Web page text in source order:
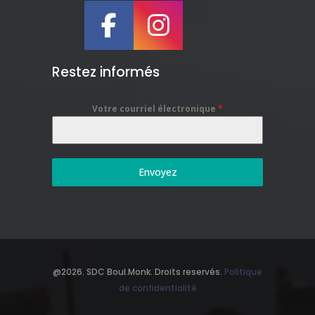
Restez informés
Votre courriel électronique *
Envoyez
@2026. SDC Boul.Monk. Droits reservés. Politique
de confidentialité